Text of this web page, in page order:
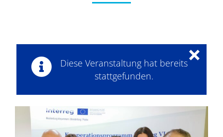
Diese Veranstaltung hat bereits
stattgefunden.
×